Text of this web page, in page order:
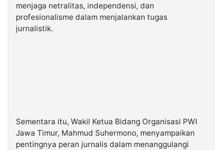
menjaga netralitas, independensi, dan
profesionalisme dalam menjalankan tugas
jurnalistik.
Sementara itu, Wakil Ketua Bidang Organisasi PWI
Jawa Timur, Mahmud Suhermono, menyampaikan
pentingnya peran jurnalis dalam menanggulangi